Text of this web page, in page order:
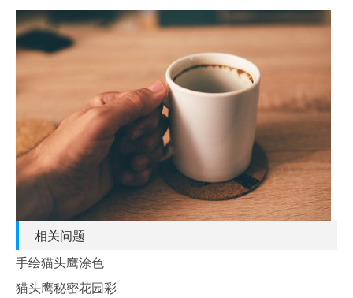
相关问题
手绘猫头鹰涂色
猫头鹰秘密花园彩